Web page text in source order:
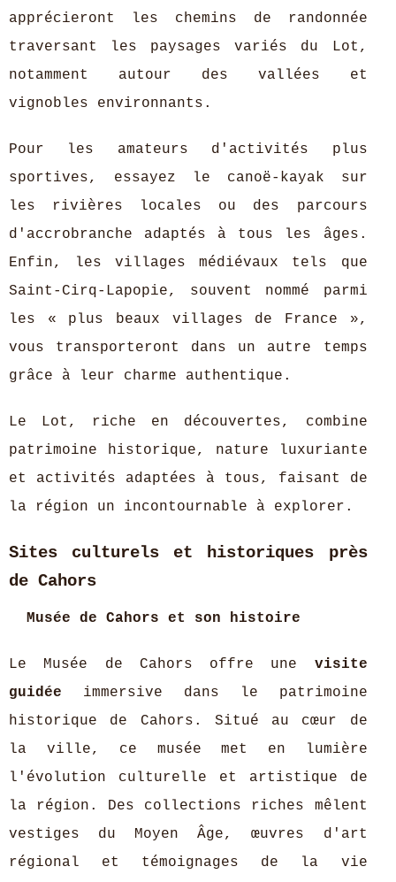
apprécieront les chemins de randonnée
traversant les paysages variés du Lot,
notamment autour des vallées et
vignobles environnants.
Pour les amateurs d'activités plus
sportives, essayez le canoë-kayak sur
les rivières locales ou des parcours
d'accrobranche adaptés à tous les âges.
Enfin, les villages médiévaux tels que
Saint-Cirq-Lapopie, souvent nommé parmi
les « plus beaux villages de France »,
vous transporteront dans un autre temps
grâce à leur charme authentique.
Le Lot, riche en découvertes, combine
patrimoine historique, nature luxuriante
et activités adaptées à tous, faisant de
la région un incontournable à explorer.
Sites culturels et historiques près
de Cahors
Musée de Cahors et son histoire
Le Musée de Cahors offre une visite
guidée immersive dans le patrimoine
historique de Cahors. Situé au cœur de
la ville, ce musée met en lumière
l'évolution culturelle et artistique de
la région. Des collections riches mêlent
vestiges du Moyen Âge, œuvres d'art
régional et témoignages de la vie